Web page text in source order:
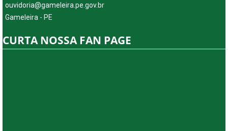
ouvidoria@gameleira.pe.gov.br
Gameleira - PE
CURTA NOSSA FAN PAGE